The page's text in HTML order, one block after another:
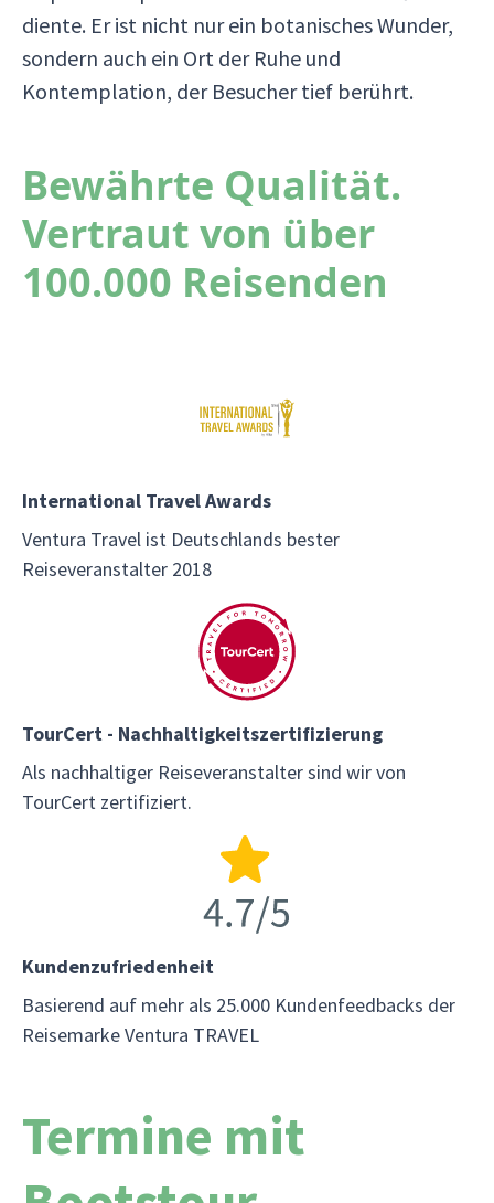
diente. Er ist nicht nur ein botanisches Wunder,
sondern auch ein Ort der Ruhe und
Kontemplation, der Besucher tief berührt.
Bewährte Qualität.
Vertraut von über
100.000 Reisenden
International Travel Awards
Ventura Travel ist Deutschlands bester
Reiseveranstalter 2018
TourCert - Nachhaltigkeitszertifizierung
Als nachhaltiger Reiseveranstalter sind wir von
TourCert zertifiziert.
Kundenzufriedenheit
Basierend auf mehr als 25.000 Kundenfeedbacks der
Reisemarke Ventura TRAVEL
Termine mit